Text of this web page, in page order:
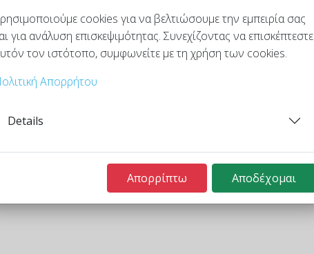
cookies για να βελτιώσουμε την εμπειρία σας
για ανάλυση επισκεψιμότητας. Συνεχίζοντας να επισκέπτεστε
τον ιστότοπο, συμφωνείτε με τη χρήση των cookies.
Απορρήτου
Details
Απορρίπτω Αποδέχομαι